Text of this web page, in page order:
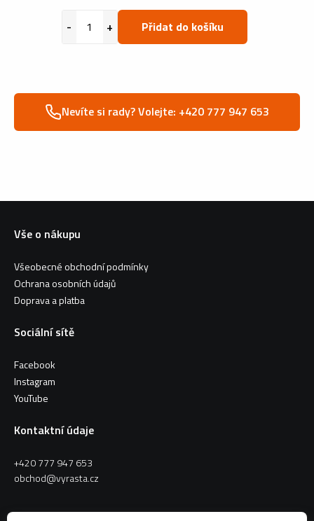
Přidat do košíku
Nevíte si rady? Volejte: +420 777 947 653
Vše o nákupu
Všeobecné obchodní podmínky
Ochrana osobních údajů
Doprava a platba
Sociální sítě
Facebook
Instagram
YouTube
Kontaktní údaje
+420 777 947 653
obchod@vyrasta.cz